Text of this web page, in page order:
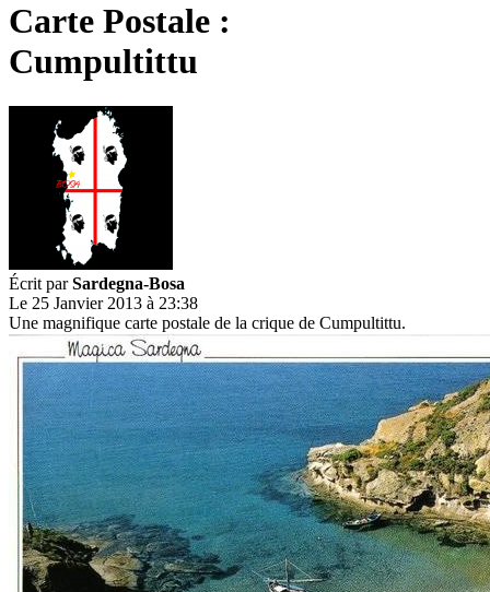
Carte Postale :
Cumpultittu
Écrit parSardegna-Bosa
Le 25 Janvier 2013 à 23:38
Une magnifique carte postale de la crique de Cumpultittu.